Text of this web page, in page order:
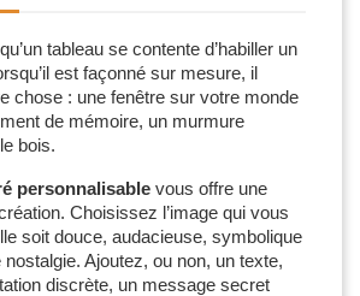
tableau se contente d’habiller un
est façonné sur mesure, il
chose : une fenêtre sur votre monde
de mémoire, un murmure
bois.
personnalisable vous offre une
Choisissez l’image qui vous
soit douce, audacieuse, symbolique
Ajoutez, ou non, un texte,
discrète, un message secret